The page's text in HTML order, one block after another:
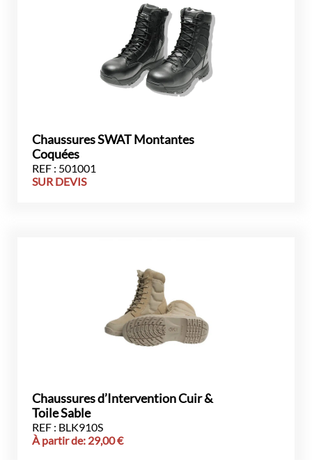
Chaussures SWAT Montantes
Coquées
REF : 501001
SUR DEVIS
Chaussures d’Intervention Cuir &
Toile Sable
REF : BLK910S
À partir de: 29,00€